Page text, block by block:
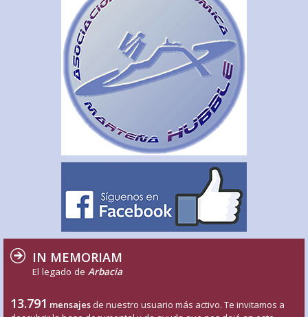
IN MEMORIAM
El legado de Arbacia
13.791 mensajes de nuestro usuario más activo. Te invitamos a